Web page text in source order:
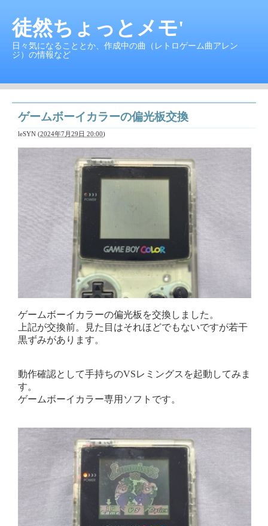
徒然ちょっとメモ'
日々気になることとか、作成中の曲（レトロゲーム曲アレン
ジ）の情報など
ゲームボーイカラーの偏光板交換
leSYN (2024年7月29日 20:00)
ゲームボーイカラーの偏光板を交換しました。
上記が交換前。見た目はそれほどでもないですが若干
黒ずみがあります。
動作確認として手持ちのVSレミングスを起動してみま
す。
ゲームボーイカラー専用ソフトです。